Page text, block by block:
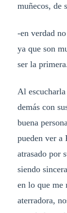
muñecos, de
-en verdad
ya que son
ser la
Al
demás con
buena
pueden ver a
atrasado por
siendo
en lo que me
aterradora,